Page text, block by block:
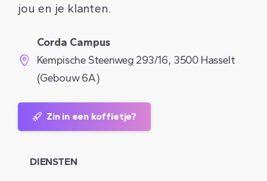
jou en je klanten.
Corda Campus
Kempische Steenweg 293/16, 3500 Hasselt
(Gebouw 6A)
Zin in een koffietje?
DIENSTEN